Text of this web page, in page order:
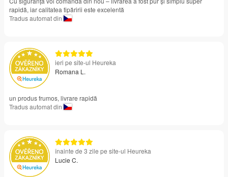
rapidă, iar calitatea tipăririi este excelentă
Tradus automat din
ieri pe site-ul Heureka
Romana L.
un produs frumos, livrare rapidă
Tradus automat din
înainte de 3 zile pe site-ul Heureka
Lucie C.